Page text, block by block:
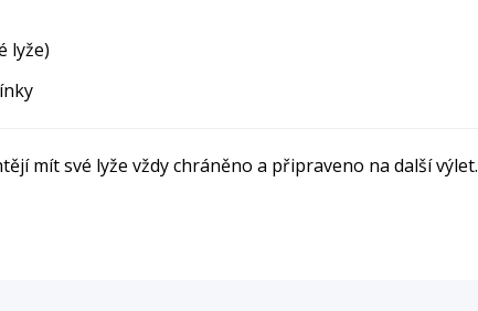
lyže)
mít své lyže vždy chráněno a připraveno na další výlet.